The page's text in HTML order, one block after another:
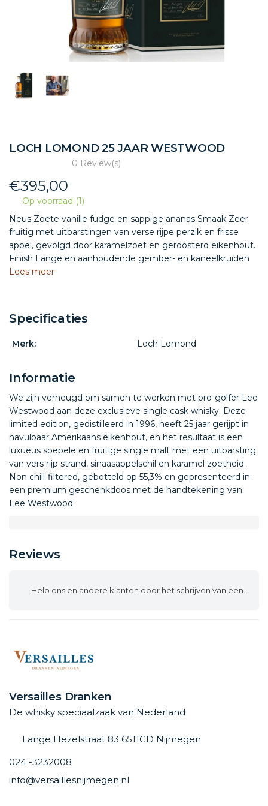
LOCH LOMOND 25 JAAR WESTWOOD
0 Review(s)
€395,00
Op voorraad (1)
Neus Zoete vanille fudge en sappige ananas Smaak Zeer
fruitig met uitbarstingen van verse rijpe perzik en frisse
appel, gevolgd door karamelzoet en geroosterd eikenhout.
Finish Lange en aanhoudende gember- en kaneelkruiden
Lees meer
Specificaties
Merk: Loch Lomond
Informatie
We zijn verheugd om samen te werken met pro-golfer Lee
Westwood aan deze exclusieve single cask whisky. Deze
limited edition, gedistilleerd in 1996, heeft 25 jaar gerijpt in
navulbaar Amerikaans eikenhout, en het resultaat is een
luxueus soepele en fruitige single malt met een uitbarsting
van vers rijp strand, sinaasappelschil en karamel zoetheid.
Non chill-filtered, gebotteld op 55,3% en gepresenteerd in
een premium geschenkdoos met de handtekening van
Lee Westwood.
Reviews
Help ons en andere klanten door het schrijven van een review
Versailles Dranken
De whisky speciaalzaak van Nederland
Lange Hezelstraat 83 6511CD Nijmegen
024 -3232008
info@versaillesnijmegen.nl